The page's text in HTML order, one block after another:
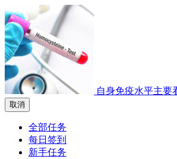
自身免疫水平主要
取消
全部任务
每日签到
新手任务